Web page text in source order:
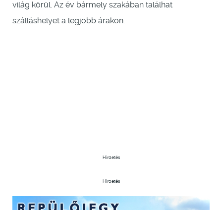
világ körül. Az év bármely szakában találhat
szálláshelyet a legjobb árakon.
Hirdetés
Hirdetés